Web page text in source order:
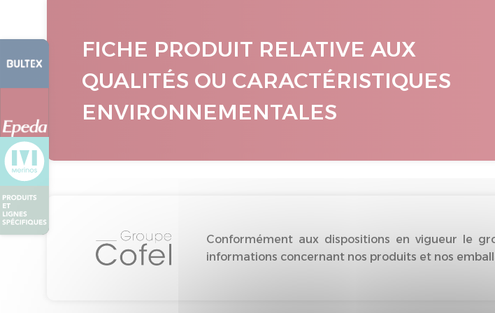
FICHE PRODUIT RELATIVE AUX
QUALITÉS OU CARACTÉRISTIQUES
ENVIRONNEMENTALES
Conformément aux dispositions en vigueur le
informations concernant nos produits et nos